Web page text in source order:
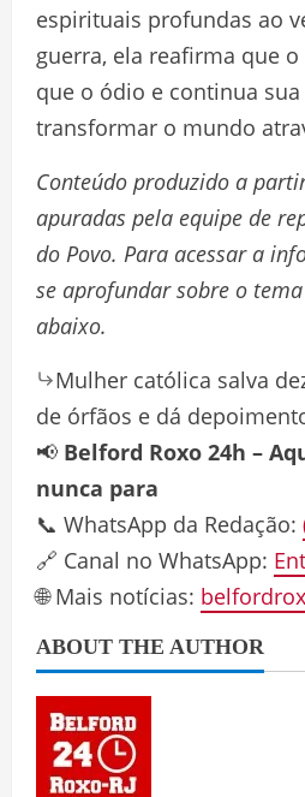
espirituais profundas ao
guerra, ela reafirma que
que o ódio e continua
transformar o mundo
Conteúdo produzido a
apuradas pela equipe de
do Povo. Para acessar a
se aprofundar sobre o
abaixo.
Mulher católica salva
de órfãos e dá
📢 Belford Roxo 24h –
nunca para
📞 WhatsApp da Redação:
🔗 Canal no WhatsApp:
🌐 Mais notícias:
ABOUT THE AUTHOR